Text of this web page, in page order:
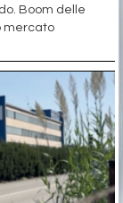
Boom delle
mercato